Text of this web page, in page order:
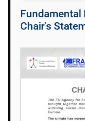
Chair's